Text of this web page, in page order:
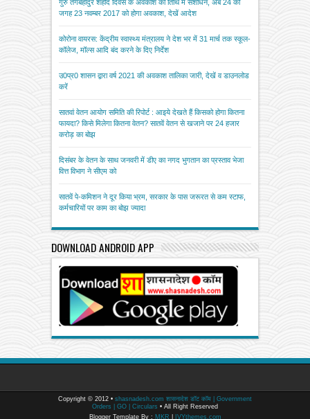
गुरु तेगबहादुर शहीद दिवस के अवकाश की तिथि में संशोधन, अब 24 की
जगह 23 नवम्बर 2017 को होगा अवकाश, देखें आदेश
कोरोना वायरस: केंद्रीय स्वास्थ्य मंत्रालय ने देश भर में 31 मार्च तक स्कूल-
कॉलेज, मॉल्स आदि बंद करने के दिए निर्देश
उ0प्र0 शासन द्वारा वर्ष 2021 की अवकाश तालिका जारी, देखें व डाउनलोड
करें
सातवां वेतन आयोग समिति की रिपोर्ट : आइये देखते हैं किसको होगा कितना
फायदा? किसे मिलेगा कितना वेतन? सातवें वेतन से खजाने पर 24 हजार
करोड़ का बोझ
दिसंबर के वेतन के साथ जनवरी में डीए का नगद भुगतान का प्रस्ताव भेजा
वित्त विभाग ने सीएम को
सातवें पे-कमिशन ने दूर किया भ्रम, सरकार के पास जरूरत से कम स्टाफ,
कर्मचारियों पर काम का बोझ ज्यादा
DOWNLOAD ANDROID APP
Copyright © 2012 • shasnadesh.com शासनादेश डॉट कॉम | Government
Orders | GO | Circulars • All Right Reserved
Blogger Template By : MKR IVYthemes.com